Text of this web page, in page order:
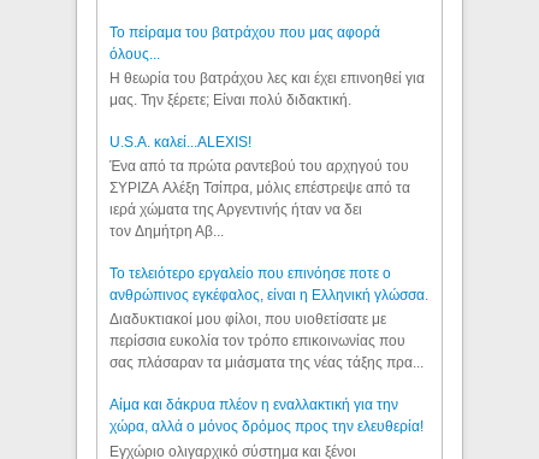
Το πείραμα του βατράχου που μας αφορά
όλους...
Η θεωρία του βατράχου λες και έχει επινοηθεί για
μας. Την ξέρετε; Είναι πολύ διδακτική.
U.S.A. καλεί...ALEXIS!
Ένα από τα πρώτα ραντεβού του αρχηγού του
ΣΥΡΙΖΑ Αλέξη Τσίπρα, μόλις επέστρεψε από τα
ιερά χώματα της Αργεντινής ήταν να δει
τον Δημήτρη Αβ...
Το τελειότερο εργαλείο που επινόησε ποτε ο
ανθρώπινος εγκέφαλος, είναι η Ελληνική γλώσσα.
Διαδυκτιακοί μου φίλοι, που υιοθετίσατε με
περίσσια ευκολία τον τρόπο επικοινωνίας που
σας πλάσαραν τα μιάσματα της νέας τάξης πρα...
Αίμα και δάκρυα πλέον η εναλλακτική για την
χώρα, αλλά ο μόνος δρόμος προς την ελευθερία!
Εγχώριο ολιγαρχικό σύστημα και ξένοι